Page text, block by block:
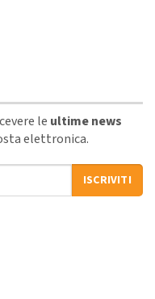
le ultime news
elettronica.
ISCRIVITI